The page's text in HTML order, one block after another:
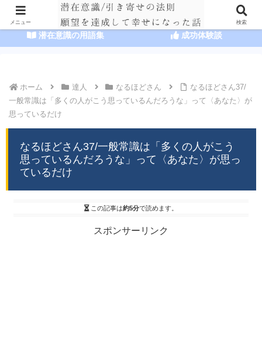
HOME 潜在意識の達人まとめ
潜在意識の用語集 成功体験談
ホーム 達人 なるほどさん
なるほどさん37/
一般常識は「多くの人がこう思っているんだろうな」って〈あなた〉が
思っているだけ
なるほどさん37/一般常識は「多くの人がこう
思っているんだろうな」って〈あなた〉が思っ
ているだけ
この記事は約5分で読めます。
スポンサーリンク
メニュー 検索